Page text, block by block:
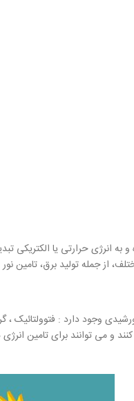
به انرژی حرارتی یا
از جمله تولید برق،
وجود دارد : فتوولتائیک
و می توانند برای تامین